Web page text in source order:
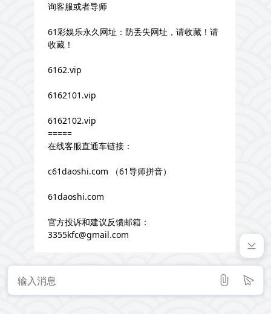
询客服或者导师
61彩娱乐永久网址：防丢失网址，请收藏！请
收藏！
6162.vip
6162101.vip
6162102.vip
=====
在线客服直通车链接：
c61daoshi.com （61导师拼音）
61daoshi.com
官方投诉和建议反馈邮箱：
3355kfc@gmail.com